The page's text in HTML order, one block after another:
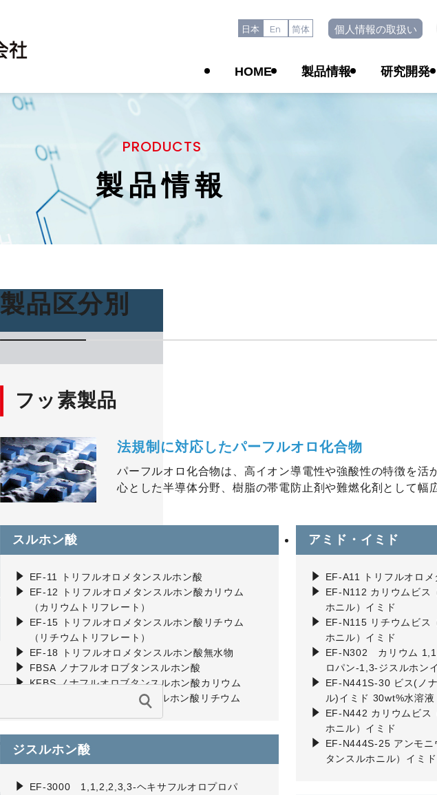
HOME 製品情報 研究開発
日本 En 简体 個人情報の取扱い
PRODUCTS
製品情報
製品区分別
フッ素製品
法規制に対応したパーフルオロ化合物
パーフルオロ化合物は、高イオン導電性や強酸性の特徴を活
心とした半導体分野、樹脂の帯電防止剤や難燃化剤として幅
スルホン酸
EF-11 トリフルオロメタンスルホン酸
EF-12 トリフルオロメタンスルホン酸カリウム
（カリウムトリフレート）
EF-15 トリフルオロメタンスルホン酸リチウム
（リチウムトリフレート）
EF-18 トリフルオロメタンスルホン酸無水物
FBSA ノナフルオロブタンスルホン酸
KFBS ノナフルオロブタンスルホン酸カリウム
LFBS ノナフルオロブタンスルホン酸リチウム
ジスルホン酸
EF-3000 1,1,2,2,3,3-ヘキサフルオロプロパ
アミド・イミド
EF-A11 トリフルオロ
EF-N112 カリウムビス
ホニル）イミド
EF-N115 リチウムビス
ホニル）イミド
EF-N302 カリウム
ロパン-1,3-ジスルホン
EF-N441S-30 ビス(ノ
ル)イミド 30wt%水溶液
EF-N442 カリウムビス
ホニル）イミド
EF-N444S-25 アンモニ
タンスルホニル）イミ